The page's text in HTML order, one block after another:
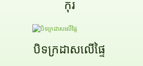
កុរ
បិទក្រដាសលើផ្ទៃ